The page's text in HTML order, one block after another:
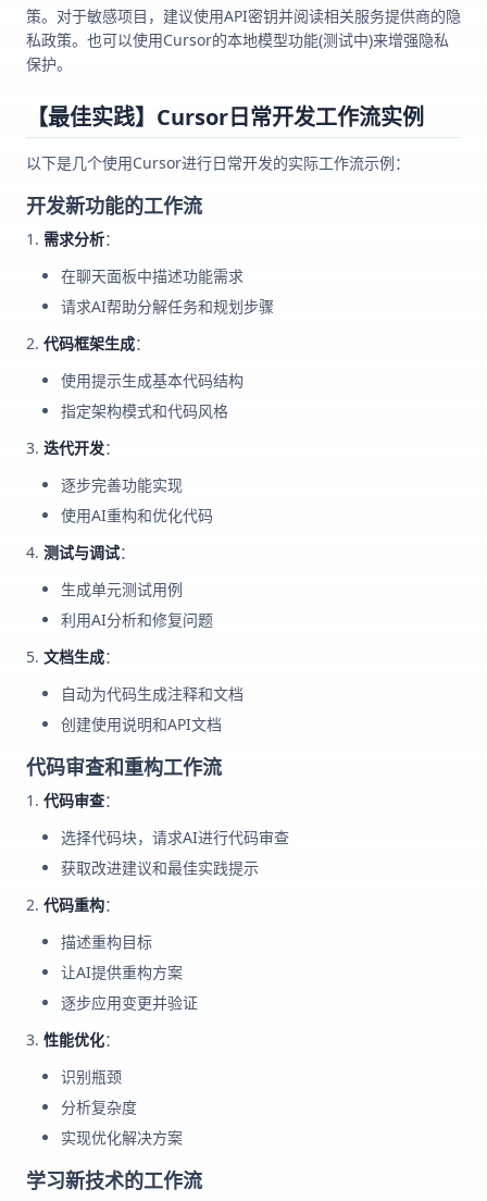
策。对于敏感项目，建议使用API密钥并阅读相关服务提供商的隐
私政策。也可以使用Cursor的本地模型功能(测试中)来增强隐私
保护。
【最佳实践】Cursor日常开发工作流实例
以下是几个使用Cursor进行日常开发的实际工作流示例：
开发新功能的工作流
需求分析：
在聊天面板中描述功能需求
请求AI帮助分解任务和规划步骤
代码框架生成：
使用提示生成基本代码结构
指定架构模式和代码风格
迭代开发：
逐步完善功能实现
使用AI重构和优化代码
测试与调试：
生成单元测试用例
利用AI分析和修复问题
文档生成：
自动为代码生成注释和文档
创建使用说明和API文档
代码审查和重构工作流
代码审查：
选择代码块，请求AI进行代码审查
获取改进建议和最佳实践提示
代码重构：
描述重构目标
让AI提供重构方案
逐步应用变更并验证
性能优化：
识别瓶颈
分析复杂度
实现优化解决方案
学习新技术的工作流